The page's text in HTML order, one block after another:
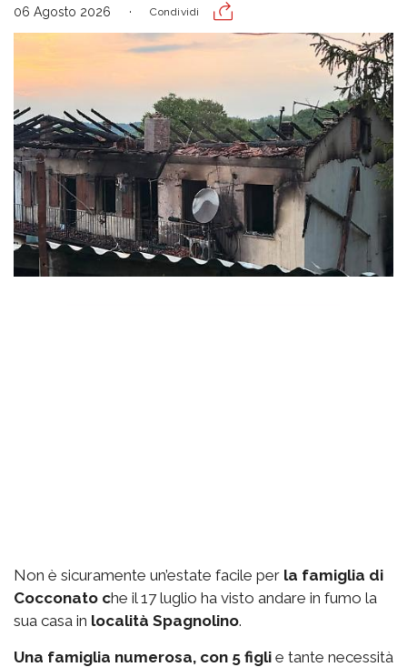
06 Agosto 2026 Condividi
Non è sicuramente un’estate facile per la famiglia di
Cocconato che il 17 luglio ha visto andare in fumo la
sua casa in località Spagnolino.
Una famiglia numerosa, con 5 figli e tante necessità